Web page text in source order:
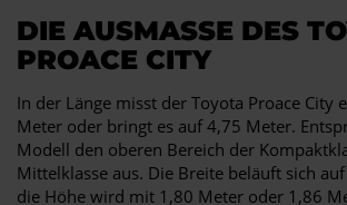
DIE AUSMASSE DES
ROACE CITY
In der Länge misst der Toyota Proace City
Meter oder bringt es auf 4,75 Meter.
Modell den oberen Bereich der
Mittelklasse aus. Die Breite beläuft sich
die Höhe wird mit 1,80 Meter oder 1,86